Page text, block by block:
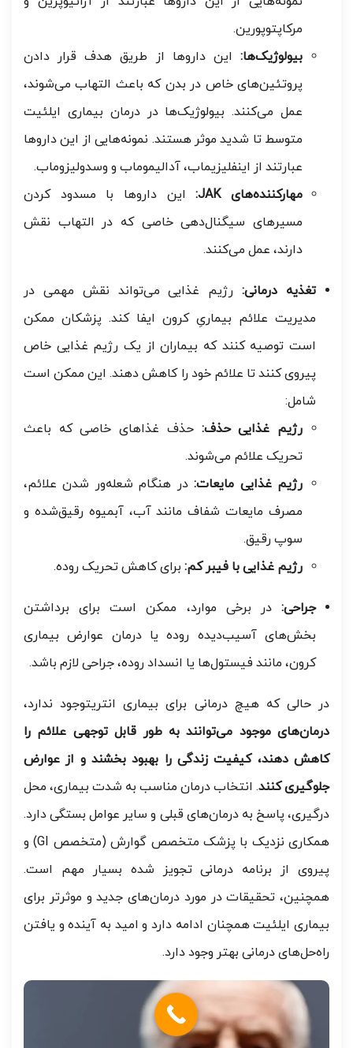
مرکاپتوپورین.
بیولوژیک‌ها: این داروها از طریق هدف قرار دادن
پروتئین‌های خاص در بدن که باعث التهاب می‌شوند،
عمل می‌کنند. بیولوژیک‌ها در درمان بیماری ایلئیت
متوسط تا شدید موثر هستند. نمونه‌هایی از این داروها
عبارتند از اینفلیزیماب، آدالیموماب و وسدولیزوماب.
مهارکننده‌های JAK:
این داروها با مسدود کردن
مسیرهای سیگنال‌دهی خاصی که در التهاب نقش
دارند، عمل می‌کنند.
تغذیه درمانی:رژیم غذایی می‌تواند نقش مهمی در
مدیریت علائم بیماریِ کرون ایفا کند. پزشکان ممکن
است توصیه کنند که بیماران از یک رژیم غذایی خاص
پیروی کنند تا علائم خود را کاهش دهند. این ممکن است
شامل:
رژیم غذایی حذف: حذف غذاهای خاصی که باعث
تحریک علائم می‌شوند.
رژیم غذایی مایعات:در هنگام شعله‌ور شدن علائم،
مصرف مایعات شفاف مانند آب، آبمیوه رقیق‌شده و
سوپ رقیق.
رژیم غذایی با فیبر کم: برای کاهش تحریک روده.
جراحی: در برخی موارد، ممکن است برای برداشتن
بخش‌های آسیب‌دیده روده یا درمان عوارض بیماری
کرون، مانند فیستول‌ها یا انسداد روده، جراحی لازم باشد.
در حالی که هیچ درمانی برای بیماری انتریتوجود ندارد،
درمان‌های موجود می‌توانند به طور قابل توجهی علائم را
کاهش دهند، کیفیت زندگی را بهبود بخشند و از عوارض
جلوگیری کنند. انتخاب درمان مناسب به شدت بیماری، محل
درگیری، پاسخ به درمان‌های قبلی و سایر عوامل بستگی دارد.
همکاری نزدیک با پزشک متخصص گوارش (متخصص GI) و
پیروی از برنامه درمانی تجویز شده بسیار مهم است.
همچنین، تحقیقات در مورد درمان‌های جدید و موثرتر برای
بیماری ایلئیت همچنان ادامه دارد و امید به آینده و یافتن
راه‌حل‌های درمانی بهتر وجود دارد.